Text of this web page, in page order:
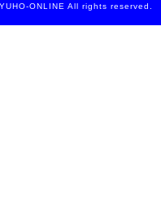
ONLINE All rights